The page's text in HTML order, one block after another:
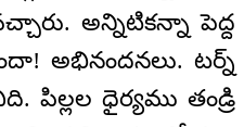
అన్నిటికన్నా పెద్ద
అభినందనలు. టర్న్
పిల్లల ధైర్యము తండ్రి